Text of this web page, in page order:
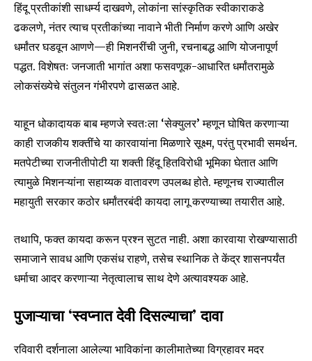
हिंदू प्रतीकांशी साधर्म्य दाखवणे, लोकांना सांस्कृतिक स्वीकाराकडे
ढकलणे, नंतर त्याच प्रतीकांच्या नावाने भीती निर्माण करणे आणि अखेर
धर्मांतर घडवून आणणे—ही मिशनरींची जुनी, रचनाबद्ध आणि योजनापूर्ण
पद्धत. विशेषतः जनजाती भागांत अशा फसवणूक-आधारित धर्मांतरामुळे
लोकसंख्येचे संतुलन गंभीरपणे ढासळत आहे.
याहून धोकादायक बाब म्हणजे स्वतःला ‘सेक्युलर’ म्हणून घोषित करणाऱ्या
काही राजकीय शक्तींचे या कारवायांना मिळणारे सूक्ष्म, परंतु प्रभावी समर्थन.
मतपेटीच्या राजनीतीपोटी या शक्ती हिंदू हितविरोधी भूमिका घेतात आणि
त्यामुळे मिशनऱ्यांना सहाय्यक वातावरण उपलब्ध होते. म्हणूनच राज्यातील
महायुती सरकार कठोर धर्मांतरबंदी कायदा लागू करण्याच्या तयारीत आहे.
तथापि, फक्त कायदा करून प्रश्न सुटत नाही. अशा कारवाया रोखण्यासाठी
समाजाने सावध आणि एकसंध राहणे, तसेच स्थानिक ते केंद्र शासनपर्यंत
धर्माचा आदर करणाऱ्या नेतृत्वालाच साथ देणे अत्यावश्यक आहे.
पुजाऱ्याचा ‘स्वप्नात देवी दिसल्याचा’ दावा
रविवारी दर्शनाला आलेल्या भाविकांना कालीमातेच्या विग्रहावर मदर